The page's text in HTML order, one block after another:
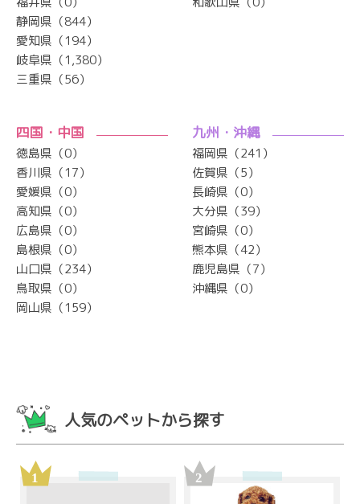
静岡県（844）
愛知県（194）
岐阜県（1,380）
三重県（56）
四国・中国
徳島県（0）
香川県（17）
愛媛県（0）
高知県（0）
広島県（0）
島根県（0）
山口県（234）
鳥取県（0）
岡山県（159）
九州・沖縄
福岡県（241）
佐賀県（5）
長崎県（0）
大分県（39）
宮崎県（0）
熊本県（42）
鹿児島県（7）
沖縄県（0）
人気のペットから探す